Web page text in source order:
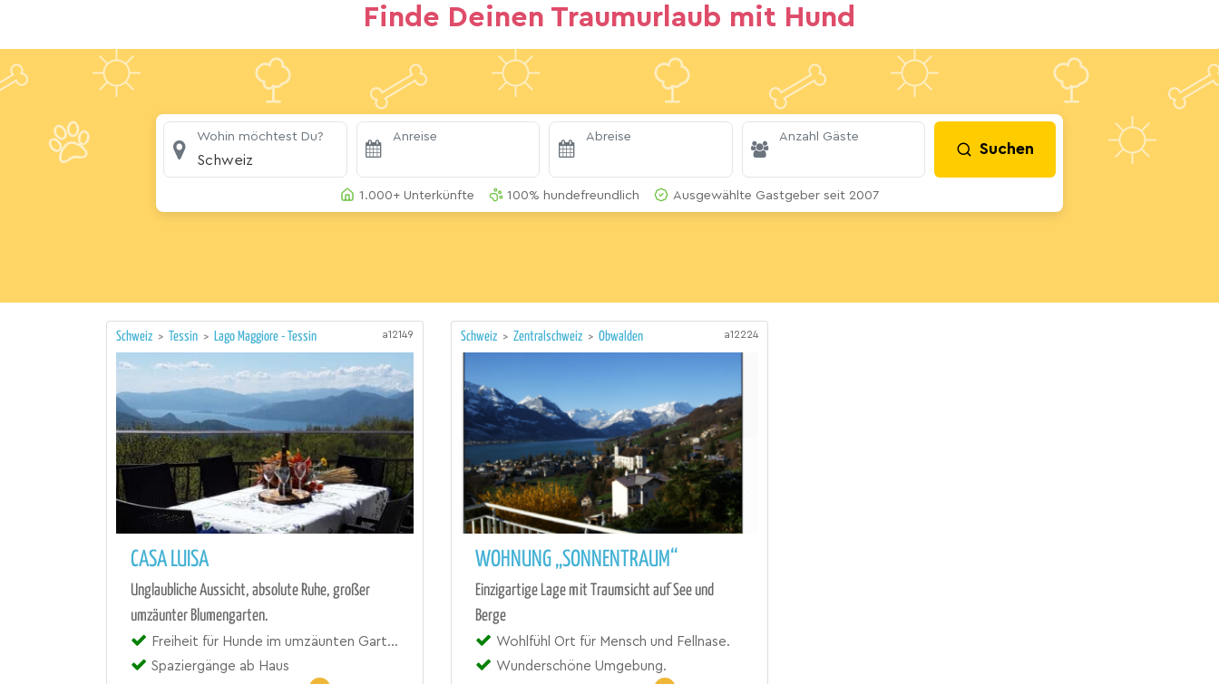
Finde Deinen Traumurlaub mit Hund
Wohin möchtest Du?
Schweiz
Anreise Abreise Anzahl Gäste
Suchen
1.000+ Unterkünfte 100% hundefreundlich Ausgewählte Gastgeber seit 2007
Schweiz > Tessin > Lago Maggiore - Tessin a12149
CASA LUISA
Unglaubliche Aussicht, absolute Ruhe, großer
umzäunter Blumengarten.
Freiheit für Hunde im umzäunten Garten
Spaziergänge ab Haus
Schweiz > Zentralschweiz > Obwalden a12224
WOHNUNG „SONNENTRAUM“
Einzigartige Lage mit Traumsicht auf See und
Berge
Wohlfühl Ort für Mensch und Fellnase.
Wunderschöne Umgebung.